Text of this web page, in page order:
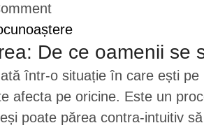
De ce oamenii se
într-o situație în care ești
afecta pe oricine. Este un
poate părea contra-intuitiv